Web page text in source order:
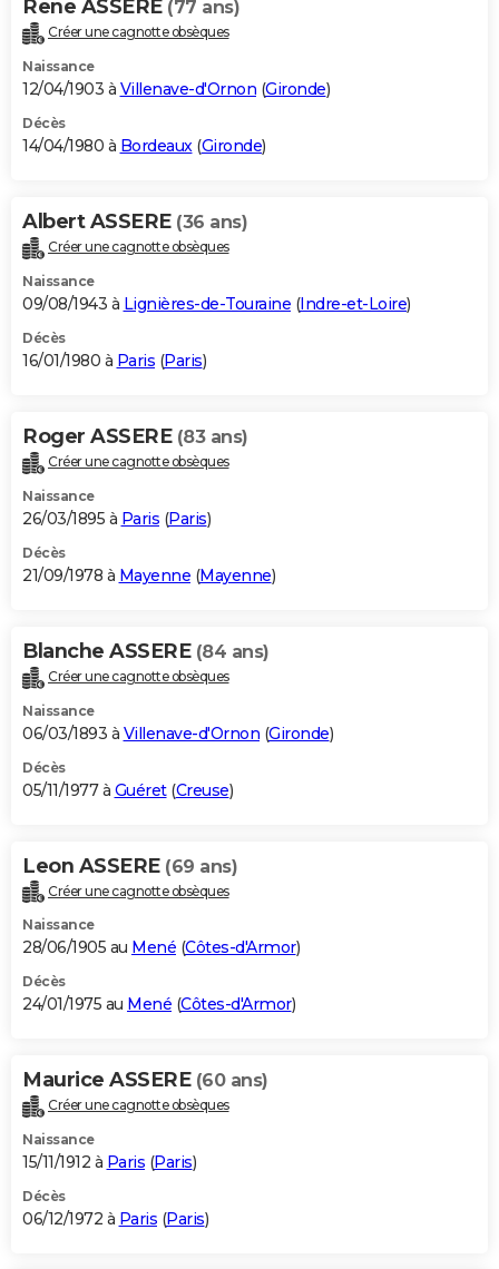
Rene ASSERE (77 ans)
Créer une cagnotte obsèques
Naissance
12/04/1903 à Villenave-d'Ornon (Gironde)
Décès
14/04/1980 à Bordeaux(Gironde)
Albert ASSERE (36 ans)
Créer une cagnotte obsèques
Naissance
09/08/1943 à Lignières-de-Touraine (Indre-et-Loire)
Décès
16/01/1980 à Paris (Paris)
Roger ASSERE (83 ans)
Créer une cagnotte obsèques
Naissance
26/03/1895 à Paris (Paris)
Décès
21/09/1978 à Mayenne (Mayenne)
Blanche ASSERE (84 ans)
Créer une cagnotte obsèques
Naissance
06/03/1893 à Villenave-d'Ornon (Gironde)
Décès
05/11/1977 à Guéret(Creuse)
Leon ASSERE (69 ans)
Créer une cagnotte obsèques
Naissance
28/06/1905 au Mené (Côtes-d'Armor)
Décès
24/01/1975 au Mené (Côtes-d'Armor)
Maurice ASSERE (60 ans)
Créer une cagnotte obsèques
Naissance
15/11/1912 à Paris (Paris)
Décès
06/12/1972 à Paris (Paris)